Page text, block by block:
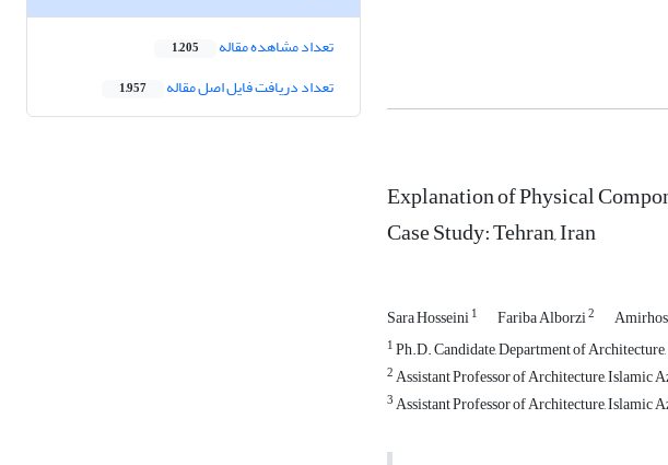
Explanation of Physical
Case Study: Tehran, Iran
Sara Hosseini1 Fariba Alborzi2
1Ph.D. Candidate, Department of
2Assistant Professor of Architecture, Islamic
3Assistant Professor of Architecture, Islamic
تعداد مشاهده مقاله 1,205
تعداد دریافت فایل اصل مقاله 1,957